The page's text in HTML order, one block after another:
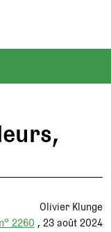
Olivier Klunge
n° 2260 23 août 2024